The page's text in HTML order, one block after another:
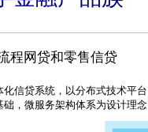
程网贷和零售信贷
化信贷系统，以分布式技术平台
础，微服务架构体系为设计理念